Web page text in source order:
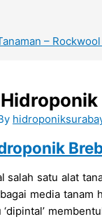
–
salah satu alat
media tanam